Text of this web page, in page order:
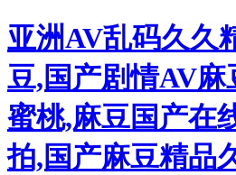
亚洲AV乱码久久
豆,国产剧情AV麻
蜜桃,麻豆国产在
拍,国产麻豆精品